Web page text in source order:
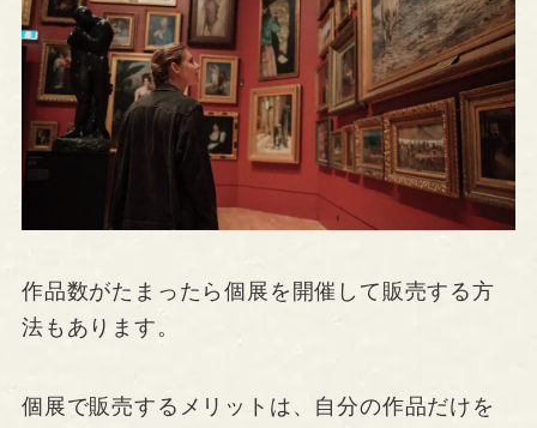
作品数がたまったら個展を開催して販売する方
法もあります。
個展で販売するメリットは、自分の作品だけを